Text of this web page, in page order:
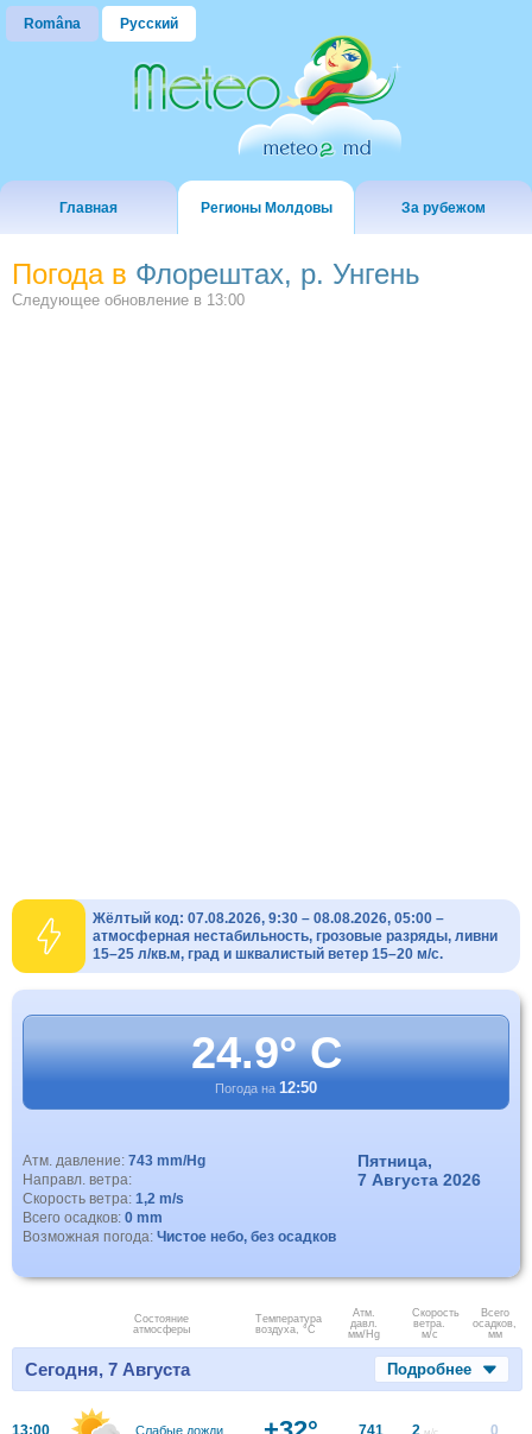
Româna Русский
Главная Регионы Молдовы За рубежом
Погода в Флорештах, р. Унгень
Следующее обновление в 13:00
Жёлтый код: 07.08.2026, 9:30 – 08.08.2026, 05:00 –
атмосферная нестабильность, грозовые разряды, ливни
15–25 л/кв.м, град и шквалистый ветер 15–20 м/с.
24.9° C
Погода на 12:50
Атм. давление: 743 mm/Hg
Направл. ветра:
Скорость ветра: 1,2 m/s
Всего осадков: 0 mm
Возможная погода: Чистое небо, без осадков
Пятница,
7 Августа 2026
Состояние
атмосферы
Температура
воздуха, °C
Атм.
давл.
мм/Hg
Скорость
ветра.
м/с
Всего
осадков,
мм
Сегодня, 7 Августа Подробнее
13:00 Слабые дожди 741 2 м/с 0